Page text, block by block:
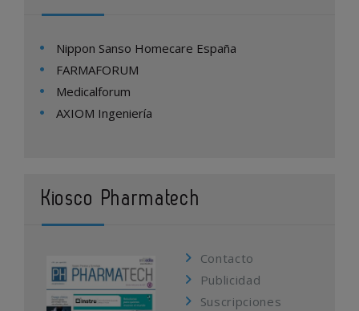
Nippon Sanso Homecare España
FARMAFORUM
Medicalforum
AXIOM Ingeniería
Kiosco Pharmatech
Contacto
Publicidad
Suscripciones